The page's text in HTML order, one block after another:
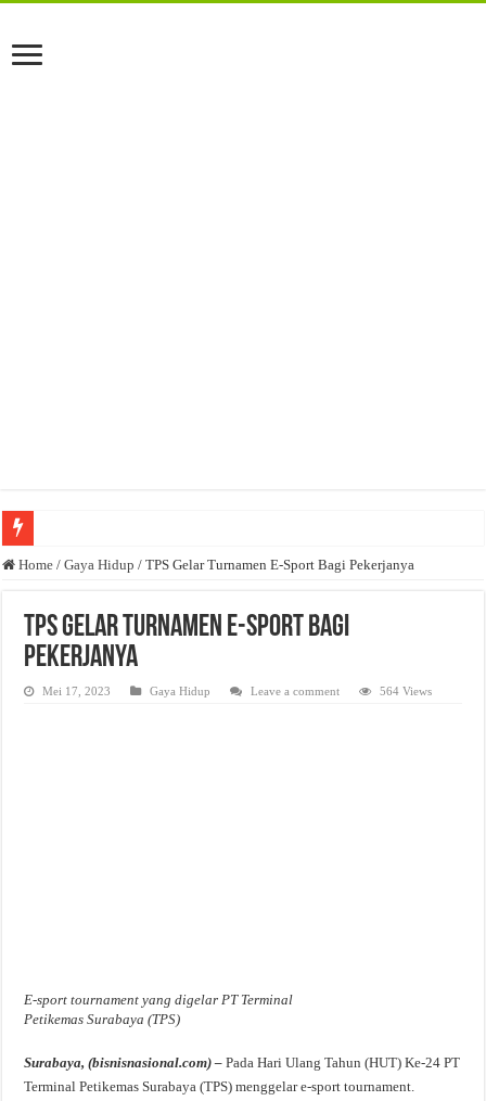
Anda butuh promosi usaha? Kontak ke Email redaksi@bisnisnasional.com
Dibutuhkan Marketing. Lamaran di-email ke redaksi@bisnisnasional.com
Home / Gaya Hidup / TPS Gelar Turnamen E-Sport Bagi Pekerjanya
TPS Gelar Turnamen E-Sport Bagi
Pekerjanya
Mei 17, 2023 Gaya Hidup Leave a comment 564 Views
E-sport tournament yang digelar PT Terminal
Petikemas Surabaya (TPS)
Surabaya, (bisnisnasional.com) – Pada Hari Ulang Tahun (HUT) Ke-24 PT
Terminal Petikemas Surabaya (TPS) menggelar e-sport tournament.